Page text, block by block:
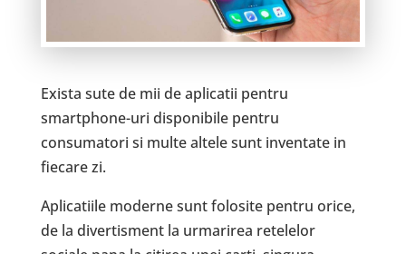
Exista sute de mii de aplicatii pentru
smartphone-uri disponibile pentru
consumatori si multe altele sunt inventate in
fiecare zi.
Aplicatiile moderne sunt folosite pentru orice,
de la divertisment la urmarirea retelelor